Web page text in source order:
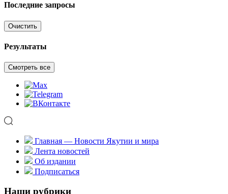
Последние запросы
Очистить
Результаты
Смотреть все
Главная — Новости Якутии и мира
Лента новостей
Об издании
Подписаться
Наши рубрики